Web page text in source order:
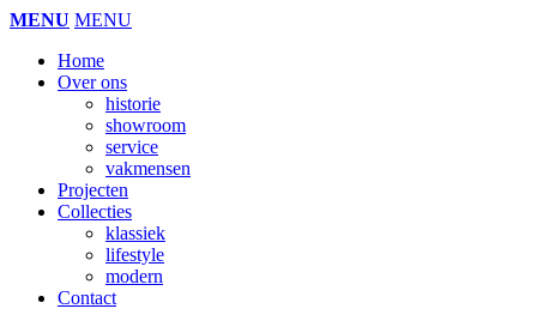
MENU MENU
Home
Over ons
historie
showroom
service
vakmensen
Projecten
Collecties
klassiek
lifestyle
modern
Contact